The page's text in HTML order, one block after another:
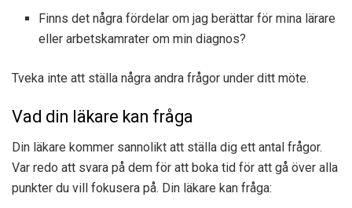
Finns det några fördelar om jag berättar för mina lärare
eller arbetskamrater om min diagnos?
Tveka inte att ställa några andra frågor under ditt möte.
Vad din läkare kan fråga
Din läkare kommer sannolikt att ställa dig ett antal frågor.
Var redo att svara på dem för att boka tid för att gå över alla
punkter du vill fokusera på. Din läkare kan fråga: